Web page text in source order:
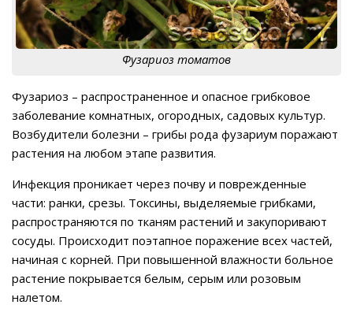
Фузариоз томатов
Фузариоз – распространенное и опасное грибковое
заболевание комнатных, огородных, садовых культур.
Возбудители болезни – грибы рода фузариум поражают
растения на любом этапе развития.
Инфекция проникает через почву и поврежденные
части: ранки, срезы. Токсины, выделяемые грибками,
распространяются по тканям растений и закупоривают
сосуды. Происходит поэтапное поражение всех частей,
начиная с корней. При повышенной влажности больное
растение покрывается белым, серым или розовым
налетом.